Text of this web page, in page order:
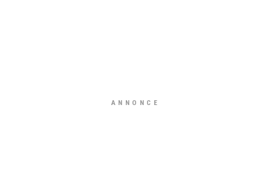
ANNONCE